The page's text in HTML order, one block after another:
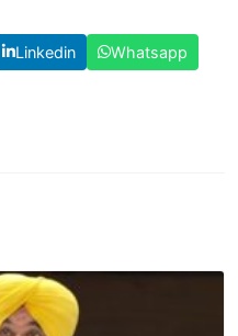
Linkedin
Whatsapp